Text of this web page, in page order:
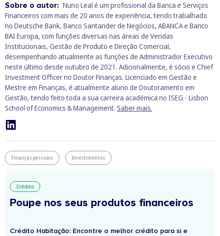
Sobre o autor: Nuno Leal é um profissional da Banca e Serviços
Financeiros com mais de 20 anos de experiência, tendo trabalhado
no Deutsche Bank, Banco Santander de Negócios, ABANCA e Banco
BAI Europa, com funções diversas nas áreas de Vendas
Institucionais, Gestão de Produto e Direção Comercial,
desempenhando atualmente as funções de Administrador Executivo
neste último desde outubro de 2021. Adicionalmente, é sócio e Chief
Investment Officer no Doutor Finanças. Licenciado em Gestão e
Mestre em Finanças, é atualmente aluno de Doutoramento em
Gestão, tendo feito toda a sua carreira académica no ISEG - Lisbon
School of Economics & Management. Saber mais.
Finanças pessoais Investimentos
Crédito
Poupe nos seus produtos financeiros
Crédito Habitação: Encontre o melhor crédito para si e